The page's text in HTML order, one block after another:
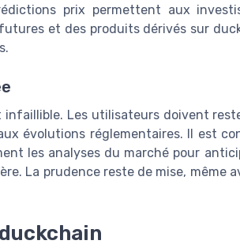
prix permettent aux
et des produits dérivés sur
infaillible. Les utilisateurs doivent
évolutions réglementaires. Il est
les analyses du marché pour
La prudence reste de mise, même